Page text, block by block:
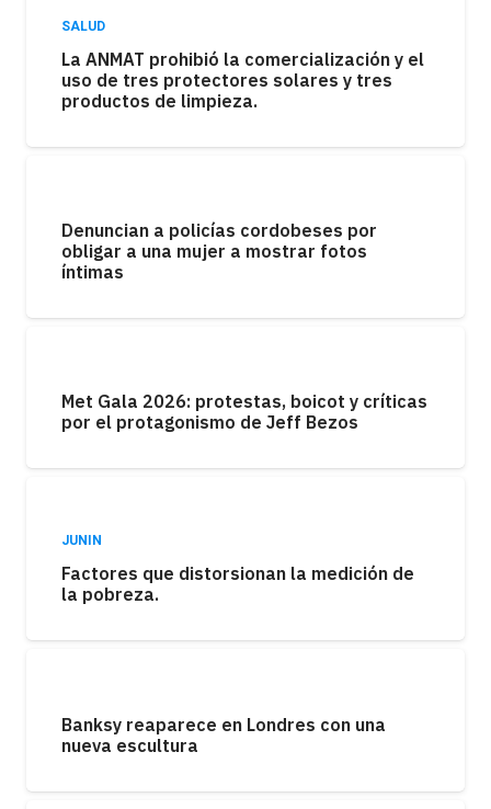
SALUD
La ANMAT prohibió la comercialización y el
uso de tres protectores solares y tres
productos de limpieza.
Denuncian a policías cordobeses por
obligar a una mujer a mostrar fotos
íntimas
Met Gala 2026: protestas, boicot y críticas
por el protagonismo de Jeff Bezos
JUNIN
Factores que distorsionan la medición de
la pobreza.
Banksy reaparece en Londres con una
nueva escultura